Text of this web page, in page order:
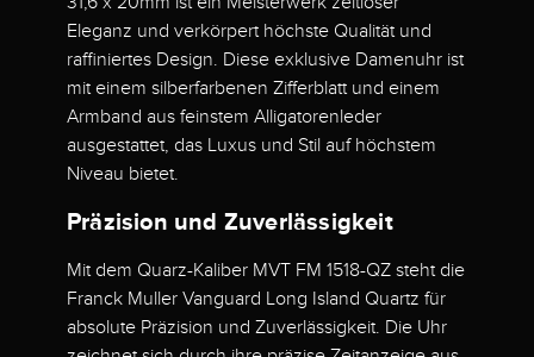
Eleganz und verkörpert höchste Qualität und
raffiniertes Design. Diese exklusive Damenuhr ist
mit einem silberfarbenen Zifferblatt und einem
Armband aus feinstem Alligatorenleder
ausgestattet, das Luxus und Stil auf höchstem
Niveau bietet.
Präzision und Zuverlässigkeit
Mit dem Quarz-Kaliber MVT FM 1518-QZ steht die
Franck Muller Vanguard Long Island Quartz für
absolute Präzision und Zuverlässigkeit. Die Uhr